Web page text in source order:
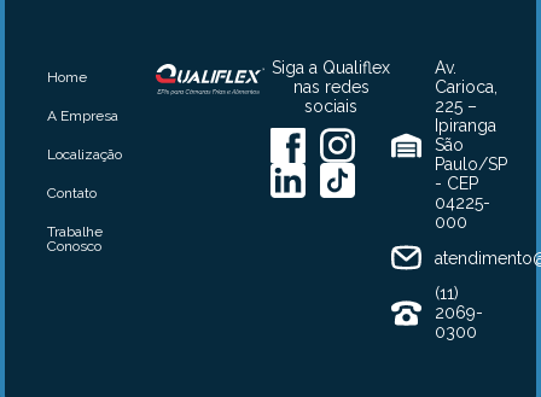
Av.
Carioca,
225 –
Ipiranga
São
Paulo/SP
- CEP
04225-
000
(11)
2069-
0300
Siga a Qualiflex
nas redes
sociais
Home
A Empresa
Localização
Contato
Trabalhe
Conosco